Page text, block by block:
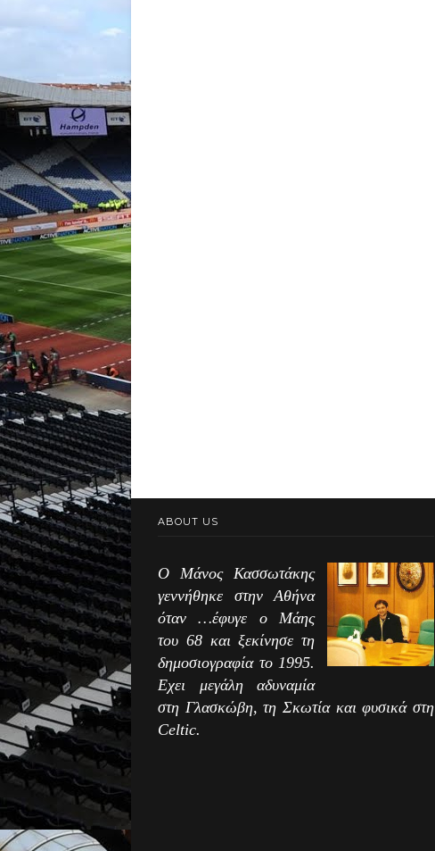
ABOUT US
Ο Μάνος Κασσωτάκης
γεννήθηκε στην Αθήνα
όταν …έφυγε ο Μάης
του 68 και ξεκίνησε τη
δημοσιογραφία το 1995.
Εχει μεγάλη αδυναμία
στη Γλασκώβη, τη Σκωτία και φυσικά στη
Celtic.